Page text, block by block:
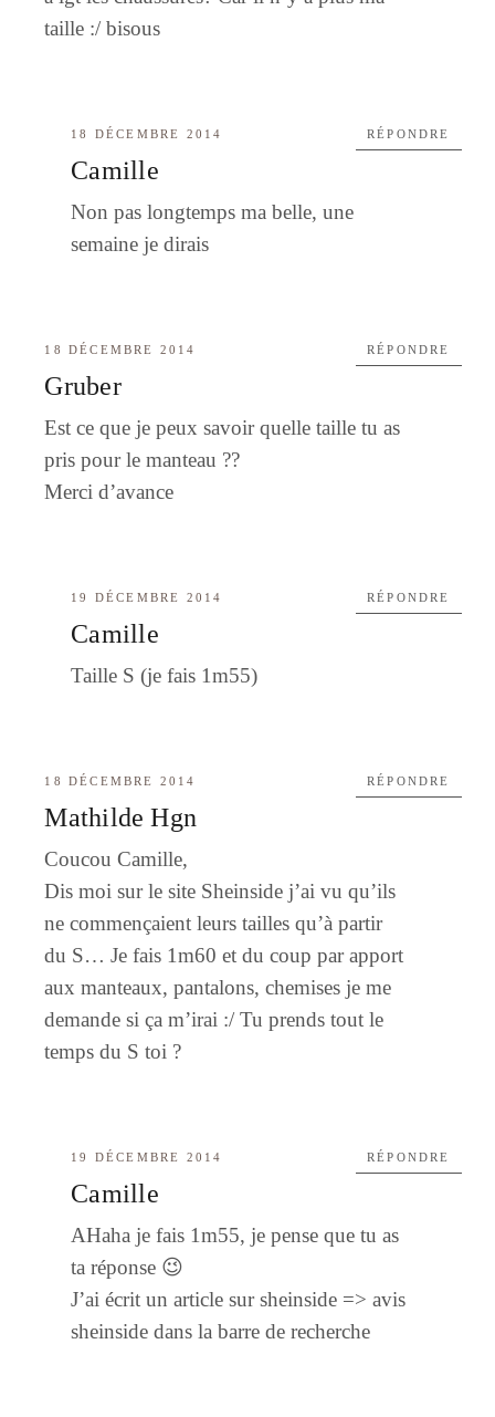
taille :/ bisous
18 DÉCEMBRE 2014
Camille
Non pas longtemps ma belle, une
semaine je dirais
RÉPONDRE
18 DÉCEMBRE 2014
Gruber
Est ce que je peux savoir quelle taille tu as
pris pour le manteau ??
Merci d’avance
RÉPONDRE
19 DÉCEMBRE 2014
Camille
Taille S (je fais 1m55)
RÉPONDRE
18 DÉCEMBRE 2014
Mathilde Hgn
Coucou Camille,
Dis moi sur le site Sheinside j’ai vu qu’ils
ne commençaient leurs tailles qu’à partir
du S… Je fais 1m60 et du coup par apport
aux manteaux, pantalons, chemises je me
demande si ça m’irai :/ Tu prends tout le
temps du S toi ?
RÉPONDRE
19 DÉCEMBRE 2014
Camille
AHaha je fais 1m55, je pense que tu as
ta réponse 😉
J’ai écrit un article sur sheinside => avis
sheinside dans la barre de recherche
RÉPONDRE